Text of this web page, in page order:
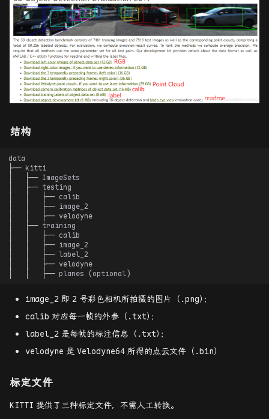
AnyCam
PAGE-4D
结构
image_2 即 2 号彩色相机所拍摄的图片（.png）；
calib 对应每一帧的外参（.txt）；
label_2 是每帧的标注信息（.txt）；
velodyne 是 Velodyne64 所得的点云文件（.bin）
标定文件
KITTI 提供了三种标定文件，不需人工转换。